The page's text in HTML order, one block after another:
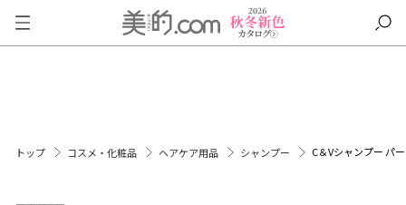
トップ コスメ・化粧品 ヘアケア用品 シャンプー C＆Vシャンプー パ